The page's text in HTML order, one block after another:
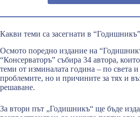
Какви теми са засегнати в
Осмото поредно издание на
“Консерваторъ” събира 34 автора,
теми от изминалата година – по света
проблемите, но и причините за тях и
решаване.
За втори път „Годишникъ“ ще бъде